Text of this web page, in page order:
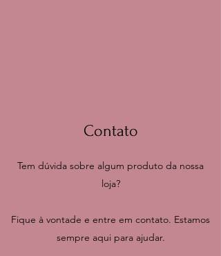
Contato
Tem dúvida sobre algum produto da nossa
loja?
Fique à vontade e entre em contato. Estamos
sempre aqui para ajudar.